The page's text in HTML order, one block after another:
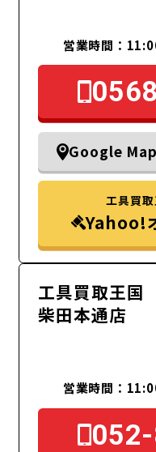
営業時間：
Google Map
工具買
Yahoo!
工具買取王国
柴田本通店
営業時間：